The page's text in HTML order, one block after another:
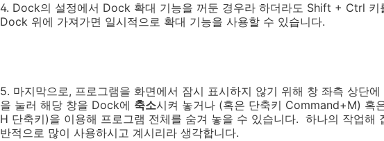
4. Dock의 설정에서 Dock 확대 기능을 꺼둔 경우라 하더라도 Shift + Ctrl 키
Dock 위에 가져가면 일시적으로 확대 기능을 사용할 수 있습니다.
5. 마지막으로, 프로그램을 화면에서 잠시 표시하지 않기 위해 창 좌측 상단
을 눌러 해당 창을 Dock에 축소시켜 놓거나 (혹은 단축키 Command+M) 혹
H 단축키)을 이용해 프로그램 전체를 숨겨 놓을 수 있습니다. 하나의 작업해
반적으로 많이 사용하시고 계시리라 생각합니다.